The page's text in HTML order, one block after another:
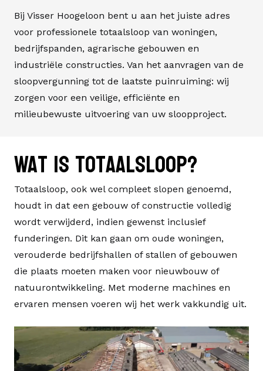
Bij Visser Hoogeloon bent u aan het juiste adres
voor professionele totaalsloop van woningen,
bedrijfspanden, agrarische gebouwen en
industriële constructies. Van het aanvragen van de
sloopvergunning tot de laatste puinruiming: wij
zorgen voor een veilige, efficiënte en
milieubewuste uitvoering van uw sloopproject.
Wat is totaalsloop?
Totaalsloop, ook wel compleet slopen genoemd,
houdt in dat een gebouw of constructie volledig
wordt verwijderd, indien gewenst inclusief
funderingen. Dit kan gaan om oude woningen,
verouderde bedrijfshallen of stallen of gebouwen
die plaats moeten maken voor nieuwbouw of
natuurontwikkeling. Met moderne machines en
ervaren mensen voeren wij het werk vakkundig uit.